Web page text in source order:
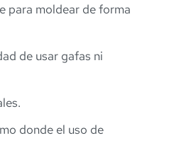
para moldear de forma
de usar gafas ni
donde el uso de